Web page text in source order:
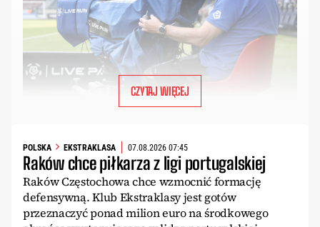
CZYTAJ WIĘCEJ
POLSKA EKSTRAKLASA 07.08.2026 07:45
Raków chce piłkarza z ligi portugalskiej
Raków Częstochowa chce wzmocnić formację
defensywną. Klub Ekstraklasy jest gotów
przeznaczyć ponad milion euro na środkowego